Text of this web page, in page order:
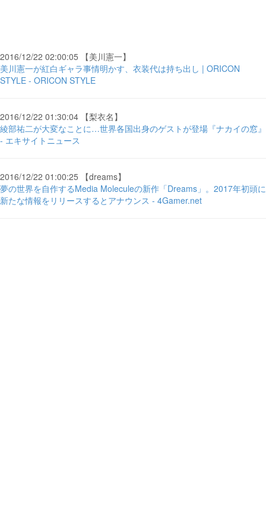
2016/12/22 02:00:05 【美川憲一】
美川憲一が紅白ギャラ事情明かす、衣装代は持ち出し | ORICON
STYLE - ORICON STYLE
2016/12/22 01:30:04 【梨衣名】
綾部祐二が大変なことに…世界各国出身のゲストが登場『ナカイの窓』
- エキサイトニュース
2016/12/22 01:00:25 【dreams】
夢の世界を自作するMedia Moleculeの新作「Dreams」。2017年初頭に
新たな情報をリリースするとアナウンス - 4Gamer.net